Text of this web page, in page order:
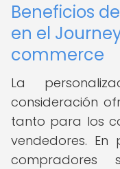
Beneficios
en el
commerce
La
consideración
tanto para los
vendedores.
compradores